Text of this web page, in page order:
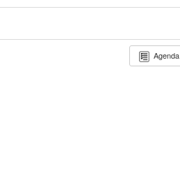
Agenda